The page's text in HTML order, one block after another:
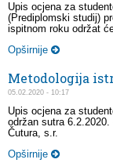
Upis ocjena za
(Prediplomski studij)
ispitnom roku održat
Opširnije
Metodologija
05.02.2020 - 10:17
Upis ocjena za
održan sutra
Čutura, s.r.
Opširnije